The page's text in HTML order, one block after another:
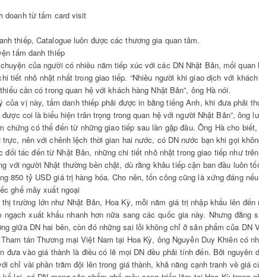
doanh từ tấm card visit
thiếp, Catalogue luôn được các thương gia quan tâm.
tấm danh thiếp
của người có nhiều năm tiếp xúc với các DN Nhật Bản, mối
tiết nhỏ nhặt nhất trong giao tiếp. “Nhiều người khi giao dịch với
cần có trong quan hệ với khách hàng Nhật Bản”, ông Hà nói.
của vị này, tấm danh thiếp phải được in bằng tiếng Anh, khi đưa phải
được coi là biểu hiện trân trọng trong quan hệ với người Nhật Bản”, ông
chứng có thể đến từ những giao tiếp sau lần gặp đầu. Ông Hà cho
trực, nên với chênh lệch thời gian hai nước, có DN nước bạn khi gọi
đối tác đến từ Nhật Bản, những chi tiết nhỏ nhặt trong giao tiếp như
với người Nhật thường bền chặt, dù rằng khâu tiếp cận ban đầu luôn
850 tỷ USD giá trị hàng hóa. Cho nên, tốn công cũng là xứng đáng
ghế mây xuất ngoại
trường lớn như Nhật Bản, Hoa Kỳ, mỗi năm giá trị nhập khẩu lên
ngạch xuất khẩu nhanh hơn nữa sang các quốc gia này. Nhưng
giữa DN hai bên, còn đó những sai lỗi không chỉ ở sản phẩm của DN
tán Thương mại Việt Nam tại Hoa Kỳ, ông Nguyễn Duy Khiên có
đưa vào giá thành là điều có lẽ mọi DN đều phải tính đến. Bởi
chỉ vài phần trăm đội lên trong giá thành, khả năng cạnh tranh về giá